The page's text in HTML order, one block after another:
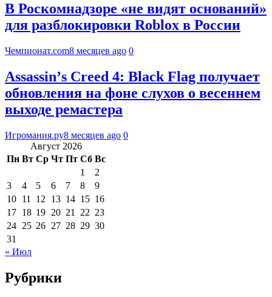
В Роскомнадзоре «не видят оснований»
для разблокировки Roblox в России
Чемпионат.com8 месяцев ago 0
Assassinʼs Creed 4: Black Flag получает
обновления на фоне слухов о весеннем
выходе ремастера
Игромания.ру8 месяцев ago 0
Август 2026
Пн Вт Ср Чт Пт Сб Вс
1
2
3
4 5 6 7 8
9
10 11 12 13 14 15 16
17 18 19 20 21 22 23
24 25 26 27 28 29 30
31
« Июл
Рубрики